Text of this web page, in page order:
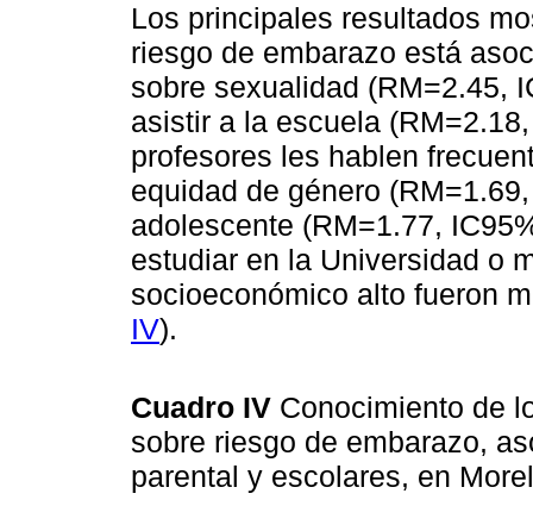
Los principales resultados
riesgo de embarazo está
sobre sexualidad (RM=2.45,
asistir a la escuela
profesores les hablen
equidad de género
adolescente (RM=1.77,
estudiar en la Universidad o
socioeconómico alto fueron
IV).
Cuadro IV Conocimiento de
sobre riesgo de embarazo,
parental y escolares, en